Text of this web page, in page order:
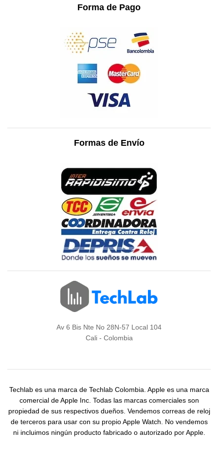
Forma de Pago
Formas de Envío
Av 6 Bis Nte No 28N-57 Local 104
Cali - Colombia
Techlab es una marca de Techlab Colombia. Apple es una marca
comercial de Apple Inc. Todas las marcas comerciales son
propiedad de sus respectivos dueños. Vendemos correas de reloj
de terceros para usar con su propio Apple Watch. No vendemos
ni incluimos ningún producto fabricado o autorizado por Apple.